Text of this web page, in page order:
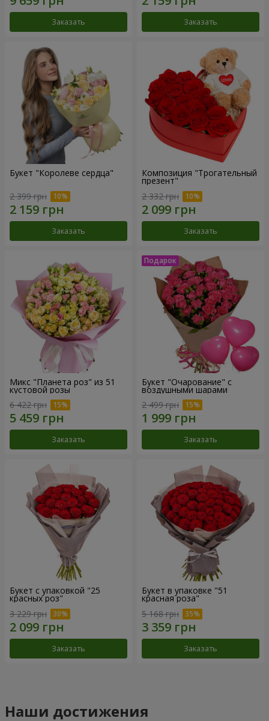
Заказать Заказать
Букет "Королеве сердца"
2 399 грн
Заказать
Композиция "Трогательный
презент"
2 332 грн
Заказать
Микс "Планета роз" из 51
кустовой розы
6 422 грн
Заказать
Букет "Очарование" с
воздушными шарами
2 499 грн
Заказать
Букет с упаковкой "25
красных роз"
3 229 грн
Заказать
Букет в упаковке "51
красная роза"
5 168 грн
Заказать
Наши достижения